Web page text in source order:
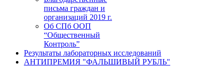
письма граждан и
организаций 2019 г.
Об СПб ООП
“Общественный
Контроль”
Результаты лабораторных исследований
АНТИПРЕМИЯ "ФАЛЬШИВЫЙ РУБЛЬ"